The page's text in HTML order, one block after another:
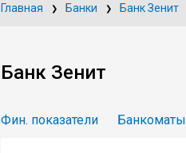
Главная Банки Банк Зенит
Банк Зенит
Фин. показатели Банкоматы